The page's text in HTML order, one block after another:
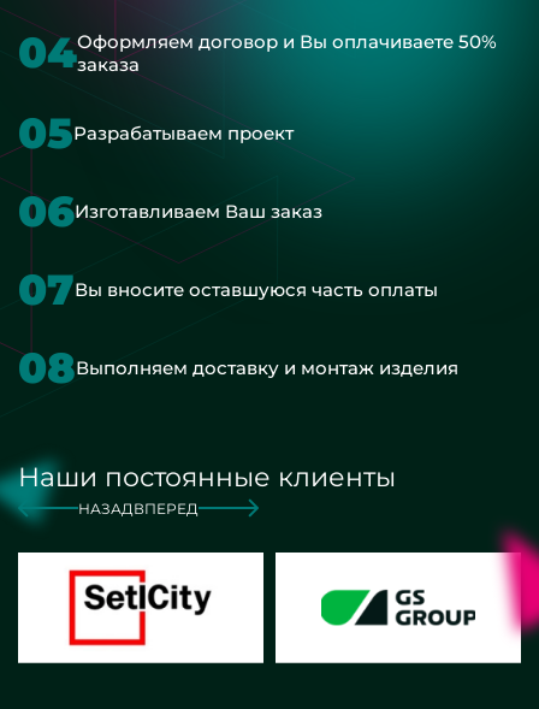
04Оформляем договор и Вы оплачиваете 50%
заказа
05Разрабатываем проект
06Изготавливаем Ваш заказ
07Вы вносите оставшуюся часть оплаты
08Выполняем доставку и монтаж изделия
Наши постоянные клиенты
НАЗАД ВПЕРЕД